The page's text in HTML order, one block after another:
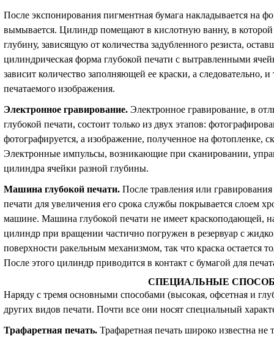
После экспонирования пигментная бумага накладывается на
вымывается. Цилиндр помещают в кислотную ванну, в
глубину, зависящую от количества задубленного резиста,
цилиндрическая форма глубокой печати с вытравленными
зависит количество заполняющей ее краски, а следовательно,
печатаемого изображения.
Электронное гравирование. Электронное гравирование, в
глубокой печати, состоит только из двух этапов:
фотографируется, а изображение, полученное на фотопленке,
Электронные импульсы, возникающие при сканировании,
цилиндра ячейки разной глубины.
Машина глубокой печати. После травления или
печати для увеличения его срока службы покрывается слоем
машине. Машина глубокой печати не имеет краскоподающей,
цилиндр при вращении частично погружен в резервуар с
поверхности ракельным механизмом, так что краска остается
После этого цилиндр приводится в контакт с бумагой для
СПЕЦИАЛЬНЫЕ
Наряду с тремя основными способами (высокая, офсетная и
других видов печати. Почти все они носят специальный
Трафаретная печать. Трафаретная печать широко известна